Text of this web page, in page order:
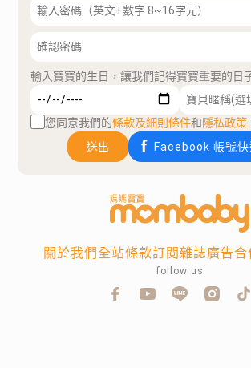
輸入寶寶的生日，讓我們記得寶寶重要的日
您同意我們的條款及細則條件和隱私政策
送出
Facebook 帳號快
關於我們全站條款訂閱雜誌廣告合
follow us